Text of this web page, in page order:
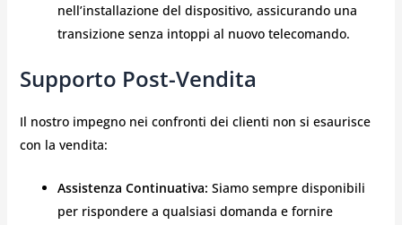
nell’installazione del dispositivo, assicurando una
transizione senza intoppi al nuovo telecomando.
Supporto Post-Vendita
Il nostro impegno nei confronti dei clienti non si esaurisce
con la vendita:
Assistenza Continuativa: Siamo sempre disponibili
per rispondere a qualsiasi domanda e fornire